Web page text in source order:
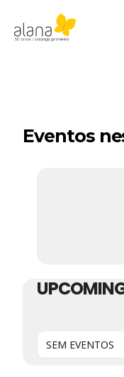
Eventos
SEM EVENTOS